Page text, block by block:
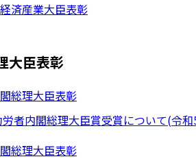
済産業大臣表彰
大臣表彰
総理大臣表彰
者内閣総理大臣賞受賞について(令
総理大臣表彰